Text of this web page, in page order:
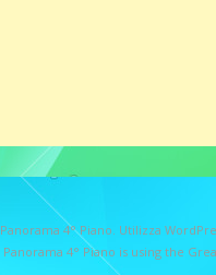
Panorama 4° Piano . Utilizza
Panorama 4° Piano is using the